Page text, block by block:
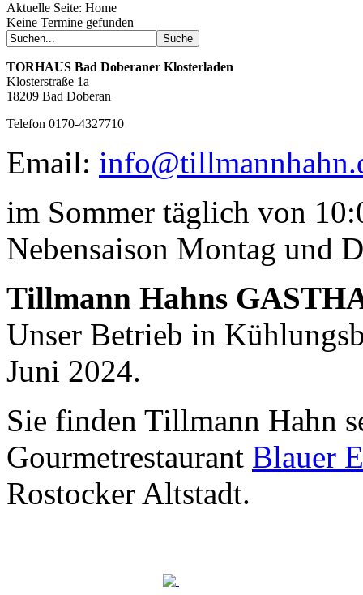
Geheimnisse, die
keine sind.
Ein Potpourri professioneller Rezepte.
regionalen Küche. Nachkochbar, aber
Modernes Kochen mit dem Blick für
Regionalität, Frische und
Wirtschaftlichkeit.
Geheimnisse, die
Aktuelle Seite: Home
Keine Termine gefunden
TORHAUS Bad Doberaner Klosterladen
Klosterstraße 1a
18209 Bad Doberan
Telefon 0170-4327710
Email:
im Sommer täglich von
Nebensaison Montag und
Tillmann Hahns
Unser Betrieb in
Juni 2024.
Sie finden Tillmann Hahn
Gourmetrestaurant Blauer
Rostocker Altstadt.